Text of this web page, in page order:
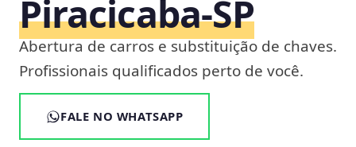
Piracicaba‑SP
Abertura de carros e substituição de chaves.
Profissionais qualificados perto de você.
FALE NO WHATSAPP